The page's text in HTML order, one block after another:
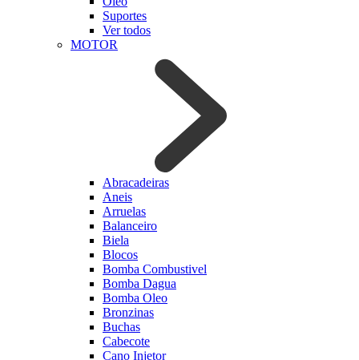
Suportes
Ver todos
MOTOR
Abracadeiras
Aneis
Arruelas
Balanceiro
Biela
Blocos
Bomba Combustivel
Bomba Dagua
Bomba Oleo
Bronzinas
Buchas
Cabecote
Cano Injetor